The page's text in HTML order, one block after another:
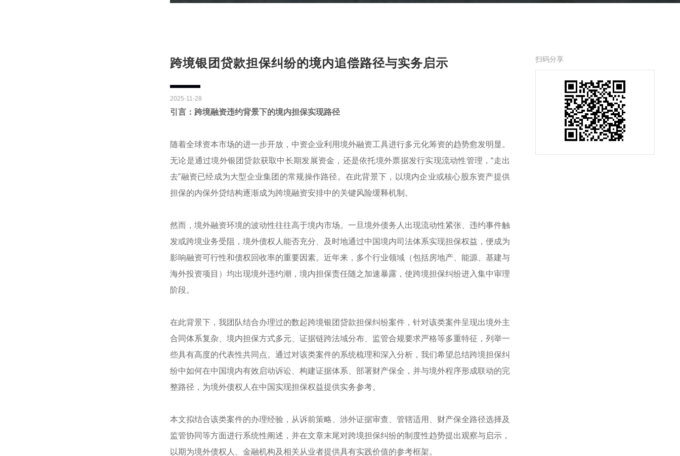
跨境银团贷款担保纠纷的境内追偿路径与实务启示
2025-11-28
引言：跨境融资违约背景下的境内担保实现路径
随着全球资本市场的进一步开放，中资企业利用境外融资工具进行多元化筹资的趋势愈发明显。
无论是通过境外银团贷款获取中长期发展资金，还是依托境外票据发行实现流动性管理，“走出
去”融资已经成为大型企业集团的常规操作路径。在此背景下，以境内企业或核心股东资产提供
担保的内保外贷结构逐渐成为跨境融资安排中的关键风险缓释机制。
然而，境外融资环境的波动性往往高于境内市场。一旦境外债务人出现流动性紧张、违约事件触
发或跨境业务受阻，境外债权人能否充分、及时地通过中国境内司法体系实现担保权益，便成为
影响融资可行性和债权回收率的重要因素。近年来，多个行业领域（包括房地产、能源、基建与
海外投资项目）均出现境外违约潮，境内担保责任随之加速暴露，使跨境担保纠纷进入集中审理
阶段。
在此背景下，我团队结合办理过的数起跨境银团贷款担保纠纷案件，针对该类案件呈现出境外主
合同体系复杂、境内担保方式多元、证据链跨法域分布、监管合规要求严格等多重特征，列举一
些具有高度的代表性共同点。通过对该类案件的系统梳理和深入分析，我们希望总结跨境担保纠
纷中如何在中国境内有效启动诉讼、构建证据体系、部署财产保全，并与境外程序形成联动的完
整路径，为境外债权人在中国实现担保权益提供实务参考。
本文拟结合该类案件的办理经验，从诉前策略、涉外证据审查、管辖适用、财产保全路径选择及
监管协同等方面进行系统性阐述，并在文章末尾对跨境担保纠纷的制度性趋势提出观察与启示，
以期为境外债权人、金融机构及相关从业者提供具有实践价值的参考框架。
扫码分享